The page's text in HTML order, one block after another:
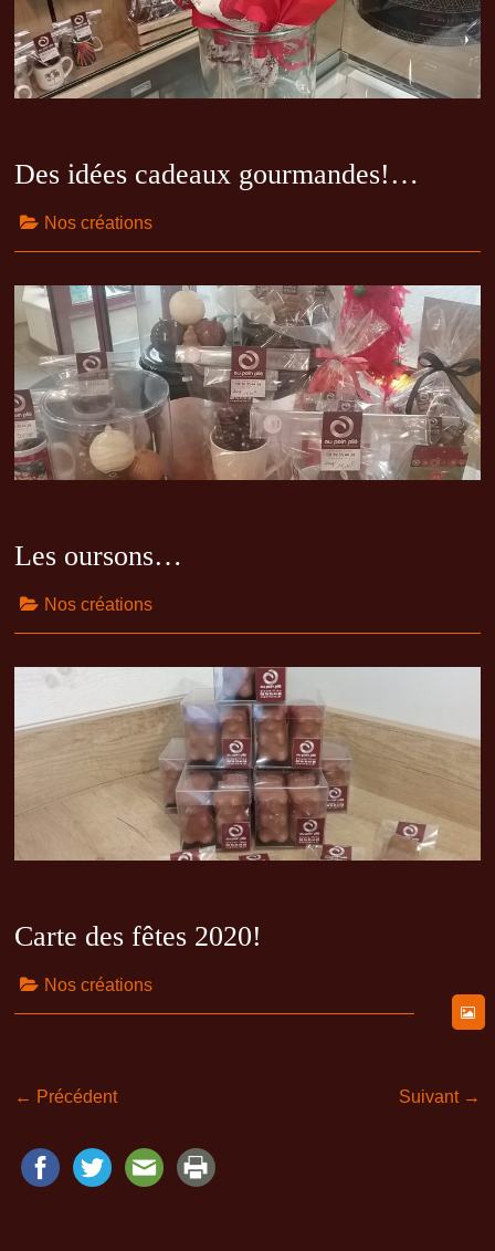
Des idées cadeaux gourmandes!…
Nos créations
Les oursons…
Nos créations
Carte des fêtes 2020!
Nos créations
← Précédent Suivant →